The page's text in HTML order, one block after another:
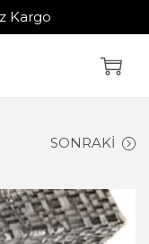
Kargo
SONRAKI